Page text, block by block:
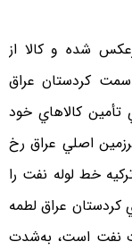
شده و كالا از
سمت كردستان عراق
تأمين كالاهاي خود
اصلي عراق رخ
خط لوله نفت را
عراق لطمه
نفت است، به‌شدت